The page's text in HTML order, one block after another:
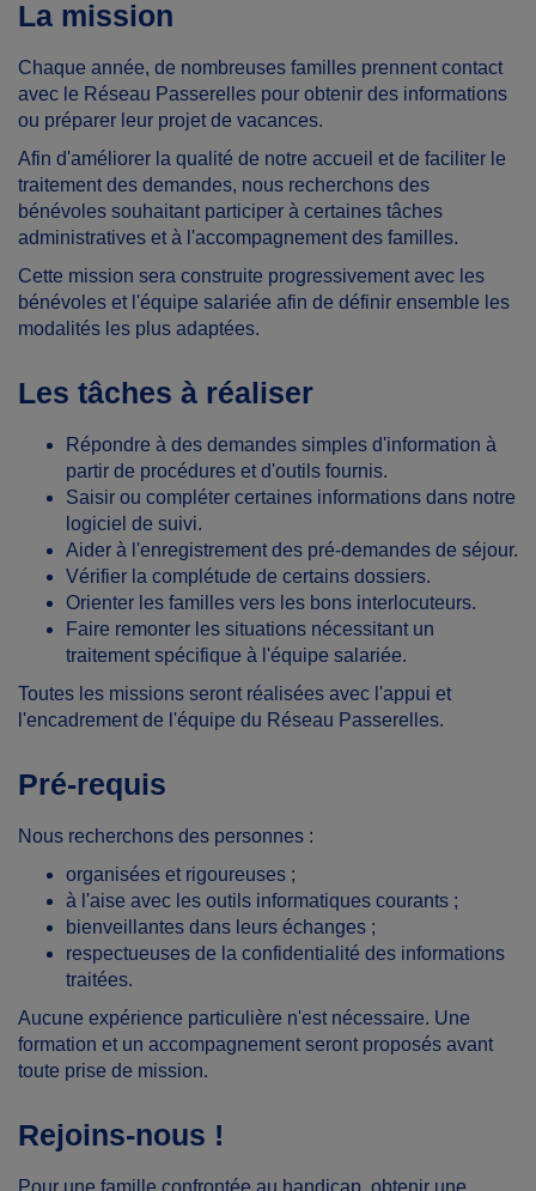
La mission
Chaque année, de nombreuses familles prennent contact
avec le Réseau Passerelles pour obtenir des informations
ou préparer leur projet de vacances.
Afin d'améliorer la qualité de notre accueil et de faciliter le
traitement des demandes, nous recherchons des
bénévoles souhaitant participer à certaines tâches
administratives et à l'accompagnement des familles.
Cette mission sera construite progressivement avec les
bénévoles et l'équipe salariée afin de définir ensemble les
modalités les plus adaptées.
Les tâches à réaliser
Répondre à des demandes simples d'information à
partir de procédures et d'outils fournis.
Saisir ou compléter certaines informations dans notre
logiciel de suivi.
Aider à l'enregistrement des pré-demandes de séjour.
Vérifier la complétude de certains dossiers.
Orienter les familles vers les bons interlocuteurs.
Faire remonter les situations nécessitant un
traitement spécifique à l'équipe salariée.
Toutes les missions seront réalisées avec l'appui et
l'encadrement de l'équipe du Réseau Passerelles.
Pré-requis
Nous recherchons des personnes :
organisées et rigoureuses ;
à l'aise avec les outils informatiques courants ;
bienveillantes dans leurs échanges ;
respectueuses de la confidentialité des informations
traitées.
Aucune expérience particulière n'est nécessaire. Une
formation et un accompagnement seront proposés avant
toute prise de mission.
Rejoins-nous !
Pour une famille confrontée au handicap, obtenir une